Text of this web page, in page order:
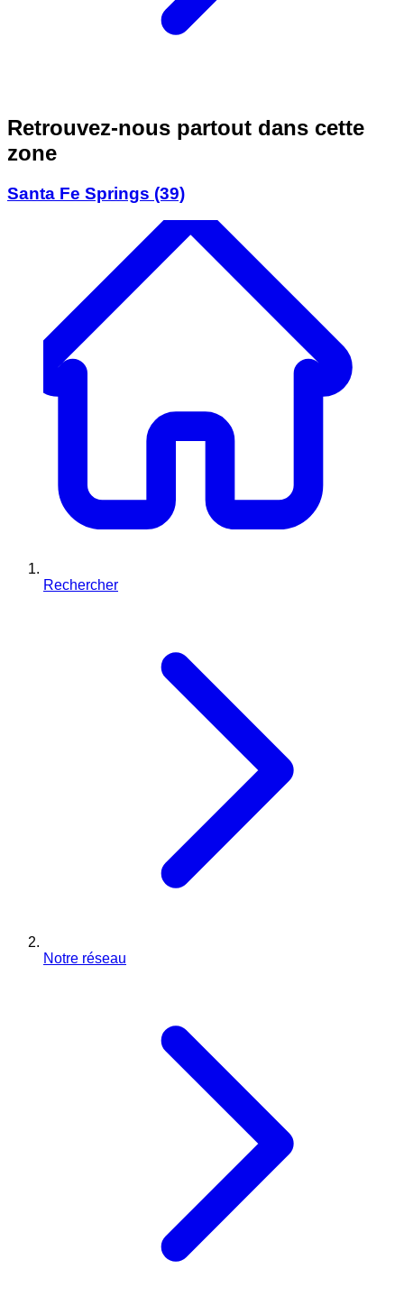
Retrouvez-nous partout dans cette
zone
Santa Fe Springs (39)
Rechercher
Notre réseau